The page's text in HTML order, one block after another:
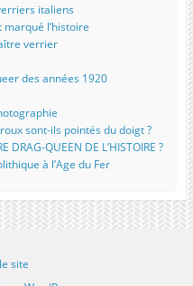
italiens
l’histoire
verrier
des années 1920
sont-ils pointés du doigt ?
DRAG-QUEEN DE L’HISTOIRE ?
à l’Age du Fer
site